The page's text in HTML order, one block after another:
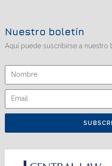
Nuestro boletín
Aquí puede suscribirse a nuestro